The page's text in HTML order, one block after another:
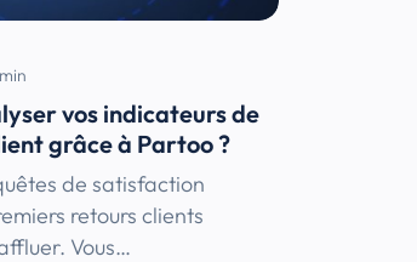
min
vos indicateurs de
grâce à Partoo ?
de satisfaction
retours clients
Vous…